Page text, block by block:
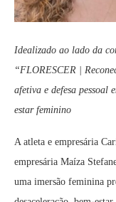
Idealizado ao lado da
“FLORESCER |
afetiva e defesa pessoal
estar feminino
A atleta e empresária
empresária Maíza
uma imersão feminina